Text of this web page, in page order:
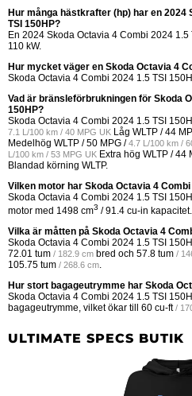
Hur många hästkrafter (hp) har en 2024
TSI 150HP?
En 2024 Skoda Octavia 4 Combi 2024
110 kW.
Hur mycket väger en Skoda Octavia 4
Skoda Octavia 4 Combi 2024 1.5 TSI
Vad är bränsleförbrukningen för Skoda
150HP?
Skoda Octavia 4 Combi 2024 1.5 TSI
7.1 L/100 km / 40 MPG UK Låg WLTP /44
Medelhög WLTP /50 MPG /4.7 L/100 km /
L/100 km / 53 MPG UK Extra hög WLTP /44
Blandad körning WLTP.
Vilken motor har Skoda Octavia 4 Combi
Skoda Octavia 4 Combi 2024 1.5 TSI
motor med 1498 cm3 / 91.4 cu-in kapacitet.
Vilka är måtten på Skoda Octavia 4
Skoda Octavia 4 Combi 2024 1.5 TSI
72.01 tum / 182.9 cm bred och 57.8 tum /
105.75 tum / 268.6 cm
Hur stort bagageutrymme har Skoda
Skoda Octavia 4 Combi 2024 1.5 TSI
bagageutrymme, vilket ökar till 60 cu-ft /
ULTIMATE SPECS BUTIK